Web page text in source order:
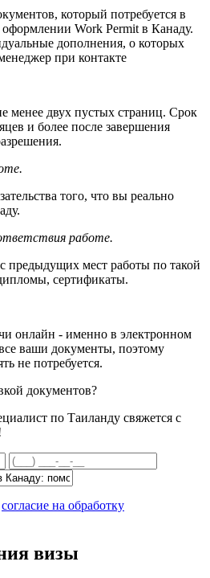
который потребуется в
Work Permit в Канаду.
дополнения, о которых
при контакте
менее двух пустых страниц. Срок
и более после завершения
того, что вы реально
работе.
предыдущих мест работы по такой
сертификаты.
онлайн - именно в электронном
ваши документы, поэтому
не потребуется.
документов?
по Таиланду свяжется с
согласие на обработку
визы